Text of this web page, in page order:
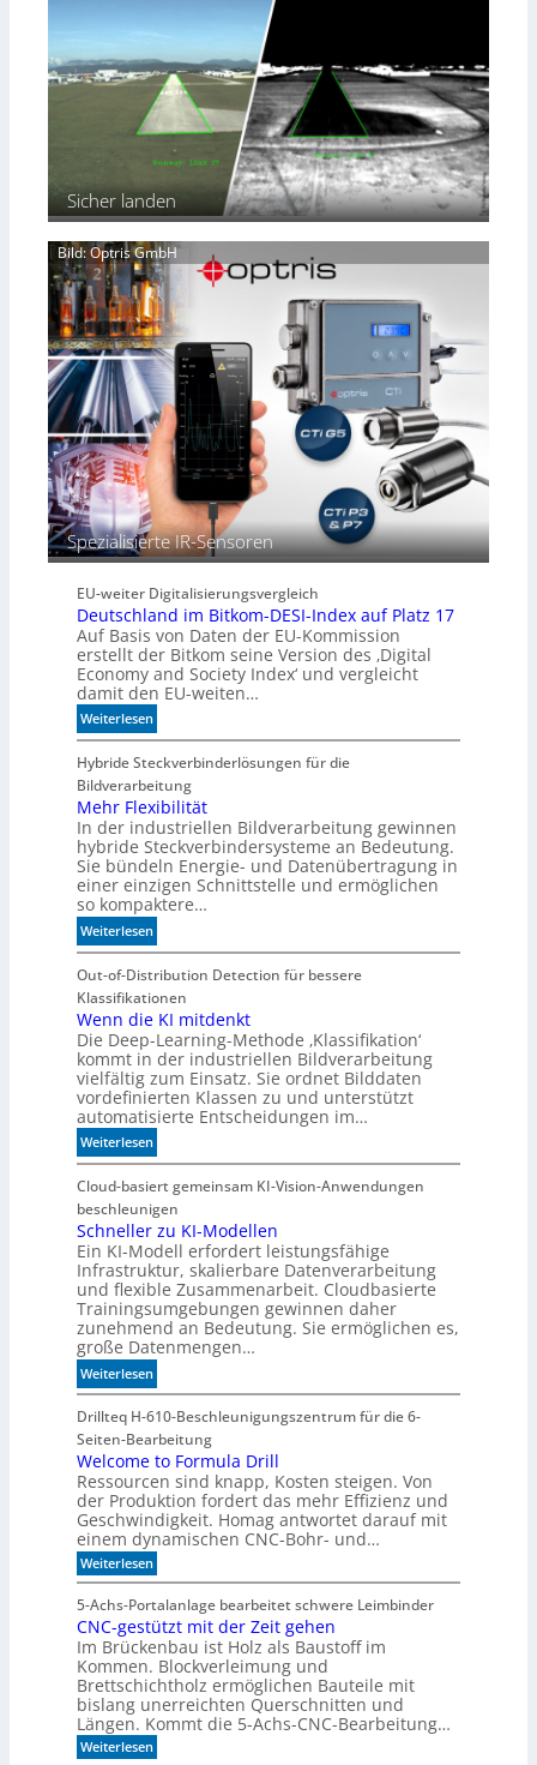
h
k
n
D
a
i
c
h
t
a
u
t
o
m
a
t
i
s
c
h
b
e
s
e
r
e
M
a
s
c
n
e
n
b
e
d
e
u
t
e
n
Sicher landen
Bild: Optris GmbH
Spezialisierte IR-Sensoren
EU-weiter Digitalisierungsvergleich
Deutschland im Bitkom-DESI-Index auf Platz 17
Auf Basis von Daten der EU-Kommission
erstellt der Bitkom seine Version des ‚Digital
Economy and Society Index‘ und vergleicht
damit den EU-weiten…
Weiterlesen:
D
e
u
t
s
c
h
l
a
n
d
i
m
B
i
k
o
m
-
D
E
S
-
I
n
d
e
x
a
u
P
a
t
z
1
7
Hybride Steckverbinderlösungen für die
Bildverarbeitung
Mehr Flexibilität
In der industriellen Bildverarbeitung gewinnen
hybride Steckverbindersysteme an Bedeutung.
Sie bündeln Energie- und Datenübertragung in
einer einzigen Schnittstelle und ermöglichen
so kompaktere…
Weiterlesen:
M
e
h
F
e
x
i
b
i
l
i
ä
t
Out-of-Distribution Detection für bessere
Klassifikationen
Wenn die KI mitdenkt
Die Deep-Learning-Methode ‚Klassifikation‘
kommt in der industriellen Bildverarbeitung
vielfältig zum Einsatz. Sie ordnet Bilddaten
vordefinierten Klassen zu und unterstützt
automatisierte Entscheidungen im…
Weiterlesen:
W
e
n
n
d
i
e
K
I
m
i
t
d
e
n
k
t
Cloud-basiert gemeinsam KI-Vision-Anwendungen
beschleunigen
Schneller zu KI-Modellen
Ein KI-Modell erfordert leistungsfähige
Infrastruktur, skalierbare Datenverarbeitung
und flexible Zusammenarbeit. Cloudbasierte
Trainingsumgebungen gewinnen daher
zunehmend an Bedeutung. Sie ermöglichen es,
große Datenmengen…
Weiterlesen:
S
c
h
n
e
l
l
e
r
z
u
K
I
M
o
d
e
Drillteq H-610-Beschleunigungszentrum für die 6-
Seiten-Bearbeitung
Welcome to Formula Drill
Ressourcen sind knapp, Kosten steigen. Von
der Produktion fordert das mehr Effizienz und
Geschwindigkeit. Homag antwortet darauf mit
einem dynamischen CNC-Bohr- und…
Weiterlesen:
W
l
c
o
m
e
t
o
F
o
5-Achs-Portalanlage bearbeitet schwere Leimbinder
CNC-gestützt mit der Zeit gehen
Im Brückenbau ist Holz als Baustoff im
Kommen. Blockverleimung und
Brettschichtholz ermöglichen Bauteile mit
bislang unerreichten Querschnitten und
Längen. Kommt die 5-Achs-CNC-Bearbeitung…
Weiterlesen: